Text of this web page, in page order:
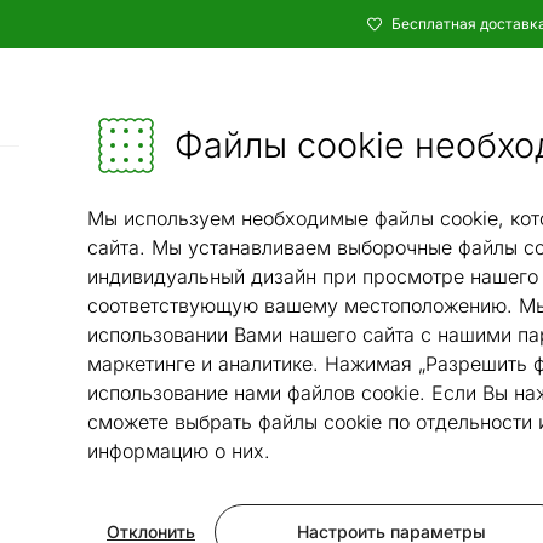
Файлы cookie
Мы используем необходимые файлы cookie,
сайта. Мы устанавливаем выборочные файлы
индивидуальный дизайн при просмотре
соответствующую вашему местоположению.
использовании Вами нашего сайта с нашими
маркетинге и аналитике. Нажимая „Разрешить
использование нами файлов cookie. Если Вы
сможете выбрать файлы cookie по отдельности
информацию о них.
Настроить параметры
Отклонить
Бесплатная
Мебель и убранство - ON24